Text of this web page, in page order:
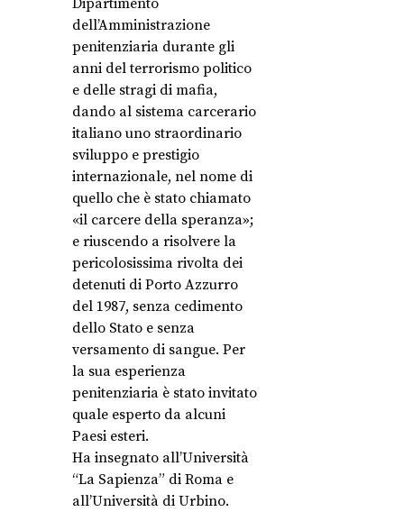
dell’Amministrazione
penitenziaria durante gli
anni del terrorismo politico
e delle stragi di mafia,
dando al sistema carcerario
italiano uno straordinario
sviluppo e prestigio
internazionale, nel nome di
quello che è stato chiamato
«il carcere della speranza»;
e riuscendo a risolvere la
pericolosissima rivolta dei
detenuti di Porto Azzurro
del 1987, senza cedimento
dello Stato e senza
versamento di sangue. Per
la sua esperienza
penitenziaria è stato invitato
quale esperto da alcuni
Paesi esteri.
Ha insegnato all’Università
“La Sapienza” di Roma e
all’Università di Urbino.